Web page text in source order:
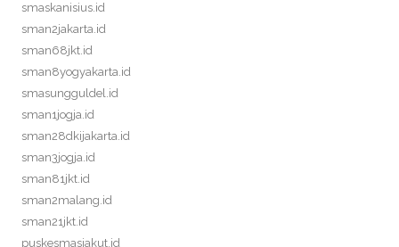
smaskanisius.id
sman2jakarta.id
sman68jkt.id
sman8yogyakarta.id
smasungguldel.id
sman1jogja.id
sman28dkijakarta.id
sman3jogja.id
sman81jkt.id
sman2malang.id
sman21jkt.id
puskesmasjakut.id